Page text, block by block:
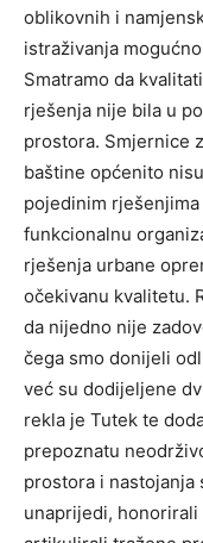
oblikovnih i
istraživanja
Smatramo da
rješenja nije bila u
prostora. Smjernice
baštine općenito
pojedinim
funkcionalnu
rješenja urbane
očekivanu kvalitetu.
da nijedno nije
čega smo donijeli
već su dodijeljene
rekla je Tutek te
prepoznatu
prostora i nastojanja
unaprijedi,